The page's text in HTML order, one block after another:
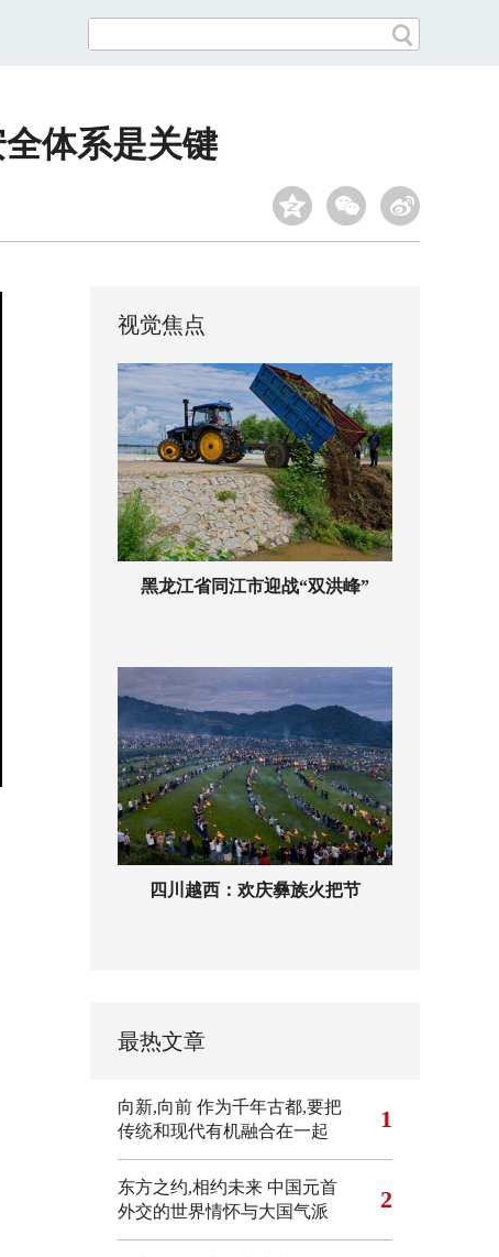
体系是关键
视觉焦点
黑龙江省同江市迎战“双洪峰”
四川越西：欢庆彝族火把节
最热文章
向新,向前 作为千年古都,要把
传统和现代有机融合在一起
1
东方之约,相约未来 中国元首
外交的世界情怀与大国气派
2